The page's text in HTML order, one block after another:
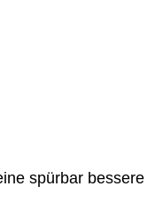
spürbar bessere